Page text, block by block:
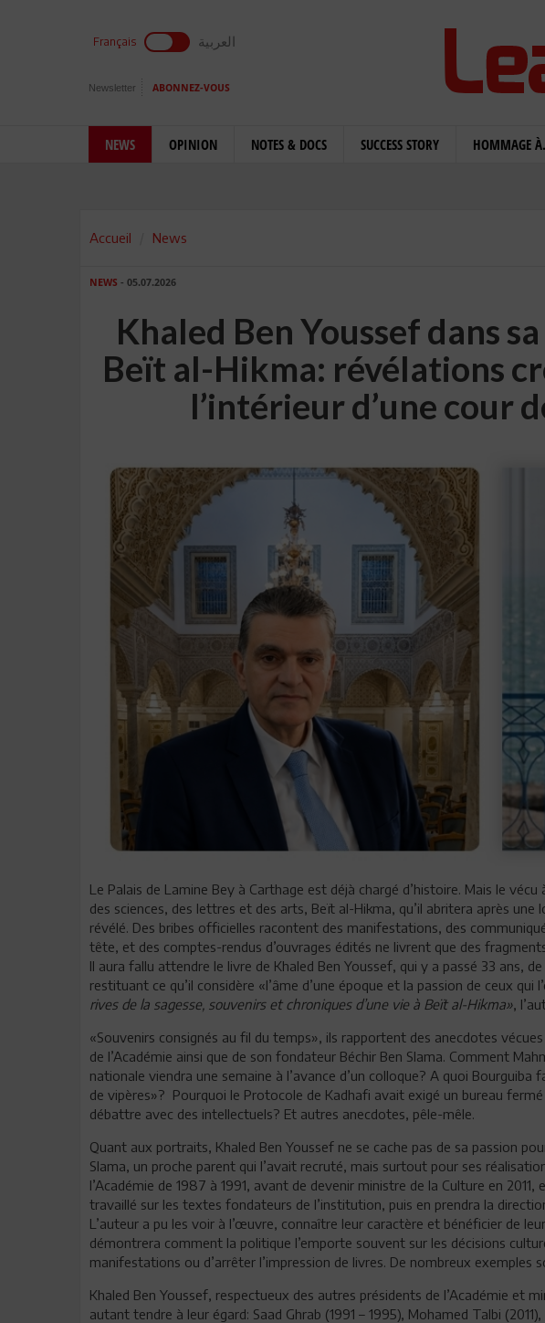
Français العربية
Newsletter ABONNEZ-VOUS
NEWS OPINION NOTES & DOCS SUCCESS STORY HOMMAGE
Accueil News
NEWS - 05.07.2026
Khaled Ben Youssef dans
Beït al-Hikma: révélations
l’intérieur d’une cour
Le Palais de Lamine Bey à Carthage est déjà chargé d’histoire. Mais le vécu
des sciences, des lettres et des arts, Beït al-Hikma, qu’il abritera après
révélé. Des bribes officielles racontent des manifestations, des
tête, et des comptes-rendus d’ouvrages édités ne livrent que des
Il aura fallu attendre le livre de Khaled Ben Youssef, qui y a passé 33 ans,
restituant ce qu’il considère «l’âme d’une époque et la passion de ceux qui
rives de la sagesse, souvenirs et chroniques d’une vie à Beït al-Hikma»,
«Souvenirs consignés au fil du temps», ils rapportent des anecdotes
de l’Académie ainsi que de son fondateur Béchir Ben Slama. Comment
nationale viendra une semaine à l’avance d’un colloque? A quoi Bourguiba
de vipères»? Pourquoi le Protocole de Kadhafi avait exigé un bureau
débattre avec des intellectuels? Et autres anecdotes, pêle-mêle.
Quant aux portraits, Khaled Ben Youssef ne se cache pas de sa passion
Slama, un proche parent qui l’avait recruté, mais surtout pour ses
l’Académie de 1987 à 1991, avant de devenir ministre de la Culture en
travaillé sur les textes fondateurs de l’institution, puis en prendra la
L’auteur a pu les voir à l’œuvre, connaître leur caractère et bénéficier de
démontrera comment la politique l’emporte souvent sur les décisions
manifestations ou d’arrêter l’impression de livres. De nombreux exemples
Khaled Ben Youssef, respectueux des autres présidents de l’Académie et
autant tendre à leur égard: Saad Ghrab (1991 – 1995), Mohamed Talbi